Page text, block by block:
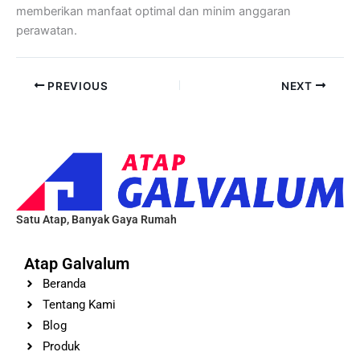
memberikan manfaat optimal dan minim anggaran
perawatan.
PREVIOUS NEXT
Satu Atap, Banyak Gaya Rumah
Atap Galvalum
Beranda
Tentang Kami
Blog
Produk